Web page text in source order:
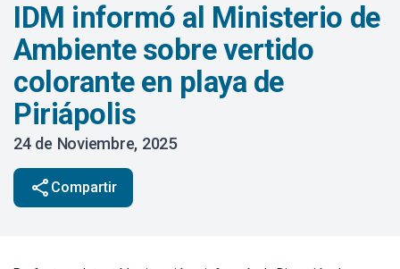
IDM informó al Ministerio de
Ambiente sobre vertido
colorante en playa de
Piriápolis
24 de Noviembre, 2025
share Compartir